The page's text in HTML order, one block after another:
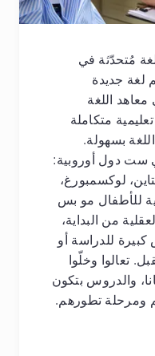
لغة مُتحدّثة في
لغة جديدة
اللغة
متكاملة
بسهولة.
ست دول أوروبية:
لوكسمبورغ،
للأطفال مو بس
من البداية،
للدراسة أو
تعالوا وخلّوا
والدروس بتكون
ومرحلة تطورهم.